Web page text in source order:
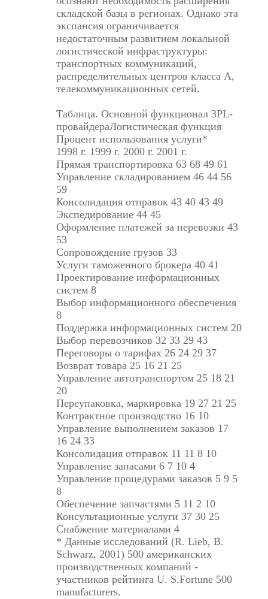
складской базы в регионах. Однако эта
экспансия ограничивается
недостаточным развитием локальной
логистической инфраструктуры:
транспортных коммуникаций,
распределительных центров класса А,
телекоммуникационных сетей.
Таблица. Основной функционал 3PL-
провайдераЛогистическая функция
Процент использования услуги*
1998 г. 1999 г. 2000 г. 2001 г.
Прямая транспортировка 63 68 49 61
Управление складированием 46 44 56
59
Консолидация отправок 43 40 43 49
Экспедирование 44 45
Оформление платежей за перевозки 43
53
Сопровождение грузов 33
Услуги таможенного брокера 40 41
Проектирование информационных
систем 8
Выбор информационного обеспечения
8
Поддержка информационных систем 20
Выбор перевозчиков 32 33 29 43
Переговоры о тарифах 26 24 29 37
Возврат товара 25 16 21 25
Управление автотранспортом 25 18 21
20
Переупаковка, маркировка 19 27 21 25
Контрактное производство 16 10
Управление выполнением заказов 17
16 24 33
Консолидация отправок 11 11 8 10
Управление запасами 6 7 10 4
Управление процедурами заказов 5 9 5
8
Обеспечение запчастями 5 11 2 10
Консультационные услуги 37 30 25
Снабжение материалами 4
* Данные исследований (R. Lieb, B.
Schwarz, 2001) 500 американских
производственных компаний -
участников рейтинга U. S.Fortune 500
manufacturers.